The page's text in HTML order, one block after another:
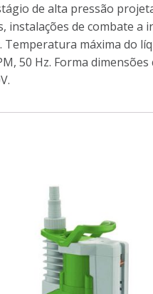
de alta pressão
instalações de combate
máxima do
50 Hz. Forma